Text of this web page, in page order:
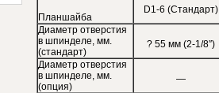
Планшайба
D1-6 (Стандарт)
Диаметр отверстия
в шпинделе, мм.
(стандарт)
? 55 мм (2-1/8″)
Диаметр отверстия
в шпинделе, мм.
(опция)
—